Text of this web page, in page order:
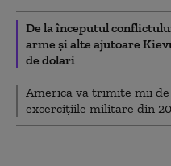
De la începutul
arme și alte ajutoare
de dolari
America va trimite mii
excercițiile militare din